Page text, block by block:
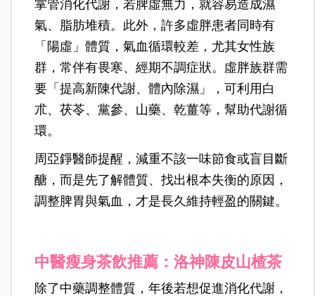
掌管消化代謝，若脾虛無力，就容易造成濕
氣、脂肪堆積。此外，許多虛胖患者同時有
「陽虛」體質，氣血循環較差，尤其女性族
群，常伴有畏寒、經期不調症狀。虛胖族群需
要「提高新陳代謝、體內除濕」，可利用白
朮、茯苓、黨參、山藥、乾薑等，幫助代謝循
環。
周亞錚醫師提醒，減重不該一味節食或盲目斷
醣，而是先了解體質、找出根本失衡的原因，
調整脾胃與氣血，才是長久維持輕盈的關鍵。
中醫瘦身茶飲推薦：洛神陳皮山楂茶
除了中藥調整體質，年後若想促進消化代謝，